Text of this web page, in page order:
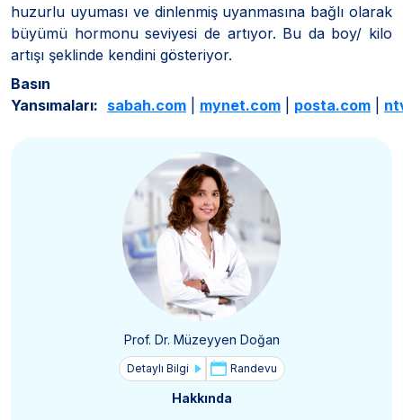
huzurlu uyuması ve dinlenmiş uyanmasına bağlı olarak
büyümü hormonu seviyesi de artıyor. Bu da boy/ kilo
artışı şeklinde kendini gösteriyor.
Basın
Yansımaları: sabah.com mynet.com posta.com
Prof. Dr. Müzeyyen Doğan
Detaylı Bilgi Randevu
Hakkında